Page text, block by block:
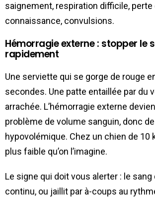
saignement, respiration difficile, perte
connaissance, convulsions.
Hémorragie externe : stopper le
rapidement
Une serviette qui se gorge de rouge
secondes. Une patte entaillée par du
arrachée. L’hémorragie externe
problème de volume sanguin, donc
hypovolémique. Chez un chien de 10
plus faible qu’on l’imagine.
Le signe qui doit vous alerter : le sang
continu, ou jaillit par à-coups au